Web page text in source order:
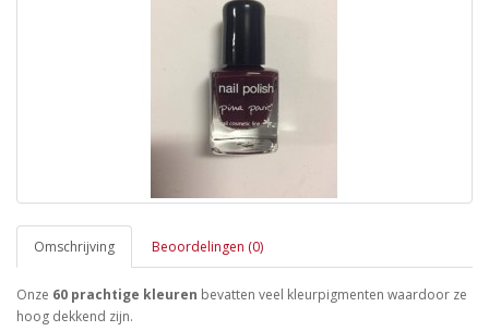
Omschrijving Beoordelingen (0)
Onze 60 prachtige kleuren bevatten veel kleurpigmenten waardoor ze
hoog dekkend zijn.